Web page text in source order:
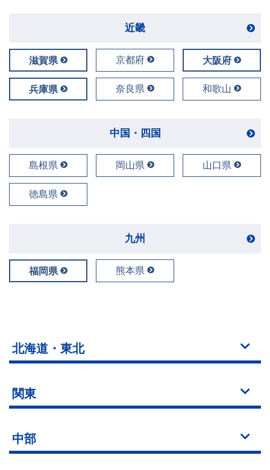
近畿
滋賀県 京都府 大阪府
兵庫県 奈良県 和歌山
中国・四国
島根県 岡山県 山口県
徳島県
九州
福岡県 熊本県
北海道・東北
関東
中部